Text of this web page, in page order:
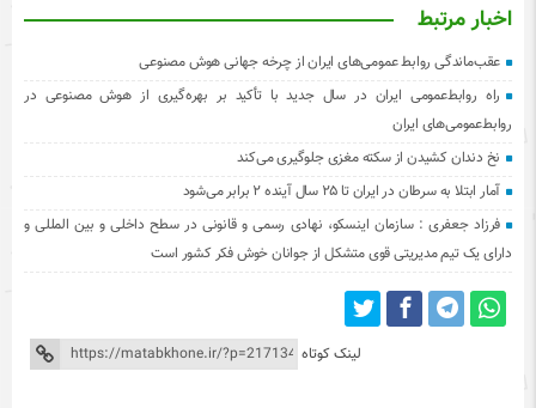
اخبار مرتبط
عقب‌ماندگی روابط عمومی‌های ایران از چرخه جهانی هوش مصنوعی
راه روابط‌عمومی ایران در سال جدید با تأکید بر بهره‌گیری از هوش مصنوعی در
روابط‌عمومی‌های ایران
نخ دندان کشیدن از سکته مغزی جلوگیری می‌کند
آمار ابتلا به سرطان در ایران تا ۲۵ سال آینده ۲ برابر می‌شود
فرزاد جعفری : سازمان اینسکو، نهادی رسمی و قانونی در سطح داخلی و بین المللی و
دارای یک تیم مدیریتی قوی متشکل از جوانان خوش فکر کشور است
لینک کوتاه